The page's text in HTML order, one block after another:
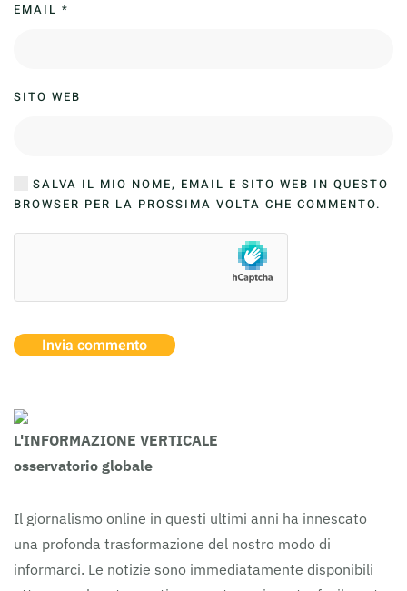
EMAIL *
SITO WEB
SALVA IL MIO NOME, EMAIL E SITO WEB IN QUESTO
BROWSER PER LA PROSSIMA VOLTA CHE COMMENTO.
Invia commento
L'INFORMAZIONE VERTICALE
osservatorio globale
Il giornalismo online in questi ultimi anni ha innescato
una profonda trasformazione del nostro modo di
informarci. Le notizie sono immediatamente disponibili